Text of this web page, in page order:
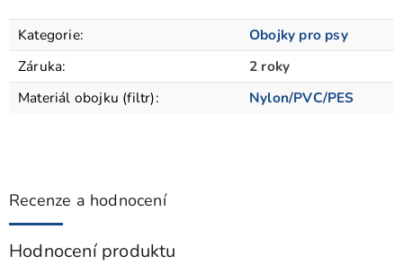
Kategorie:
Obojky pro psy
Záruka:
2 roky
Materiál obojku (filtr): Nylon/PVC/PES
Recenze a hodnocení
Hodnocení produktu